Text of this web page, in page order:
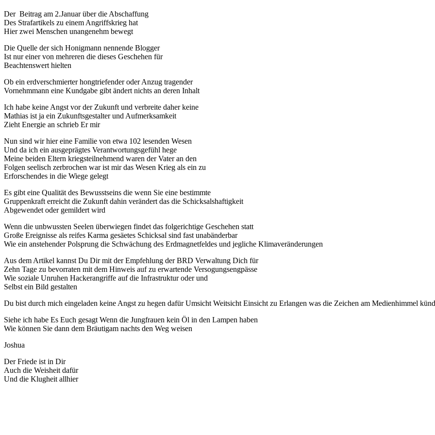
Der Beitrag am 2.Januar über die Abschaffung
Des Strafartikels zu einem Angriffskrieg hat
Hier zwei Menschen unangenehm bewegt
Die Quelle der sich Honigmann nennende Blogger
Ist nur einer von mehreren die dieses Geschehen für
Beachtenswert hielten
Ob ein erdverschmierter hongtriefender oder Anzug tragender
Vornehmmann eine Kundgabe gibt ändert nichts an deren Inhalt
Ich habe keine Angst vor der Zukunft und verbreite daher keine
Mathias ist ja ein Zukunftsgestalter und Aufmerksamkeit
Zieht Energie an schrieb Er mir
Nun sind wir hier eine Familie von etwa 102 lesenden Wesen
Und da ich ein ausgeprägtes Verantwortungsgefühl hege
Meine beiden Eltern kriegsteilnehmend waren der Vater an den
Folgen seelisch zerbrochen war ist mir das Wesen Krieg als ein zu
Erforschendes in die Wiege gelegt
Es gibt eine Qualität des Bewusstseins die wenn Sie eine bestimmte
Gruppenkraft erreicht die Zukunft dahin verändert das die Schicksalshaftigkeit
Abgewendet oder gemildert wird
Wenn die unbwussten Seelen überwiegen findet das folgerichtige Geschehen statt
Große Ereignisse als reifes Karma gesäetes Schicksal sind fast unabänderbar
Wie ein anstehender Polsprung die Schwächung des Erdmagnetfeldes und jegliche Klimaveränderungen
Aus dem Artikel kannst Du Dir mit der Empfehlung der BRD Verwaltung Dich für
Zehn Tage zu bevorraten mit dem Hinweis auf zu erwartende Versogungsengpässe
Wie soziale Unruhen Hackerangriffe auf die Infrastruktur oder und
Selbst ein Bild gestalten
Du bist durch mich eingeladen keine Angst zu hegen dafür Umsicht Weitsicht Einsicht zu Erlangen was die Zeichen am Medienhimmel
Siehe ich habe Es Euch gesagt Wenn die Jungfrauen kein Öl in den Lampen haben
Wie können Sie dann dem Bräutigam nachts den Weg weisen
Joshua
Der Friede ist in Dir
Auch die Weisheit dafür
Und die Klugheit allhier